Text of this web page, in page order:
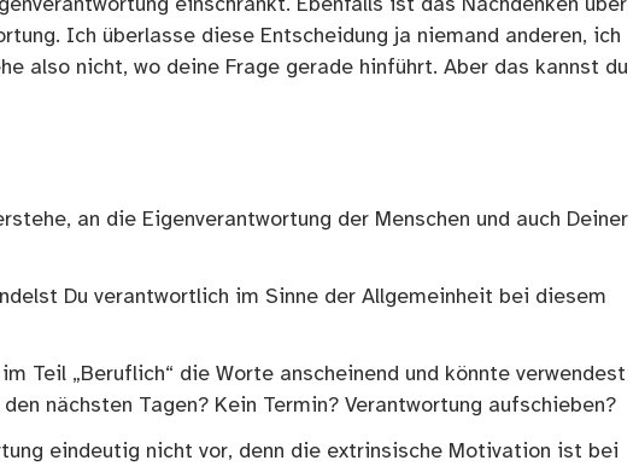
einschränkt. Ebenfalls ist das Nachdenken über
Ich überlasse diese Entscheidung ja niemand anderen, ich
also nicht, wo deine Frage gerade hinführt. Aber das kannst du
an die Eigenverantwortung der Menschen und auch Deiner
Du verantwortlich im Sinne der Allgemeinheit bei diesem
Teil „Beruflich“ die Worte anscheinend und könnte verwendest
nächsten Tagen? Kein Termin? Verantwortung aufschieben?
eindeutig nicht vor, denn die extrinsische Motivation ist bei